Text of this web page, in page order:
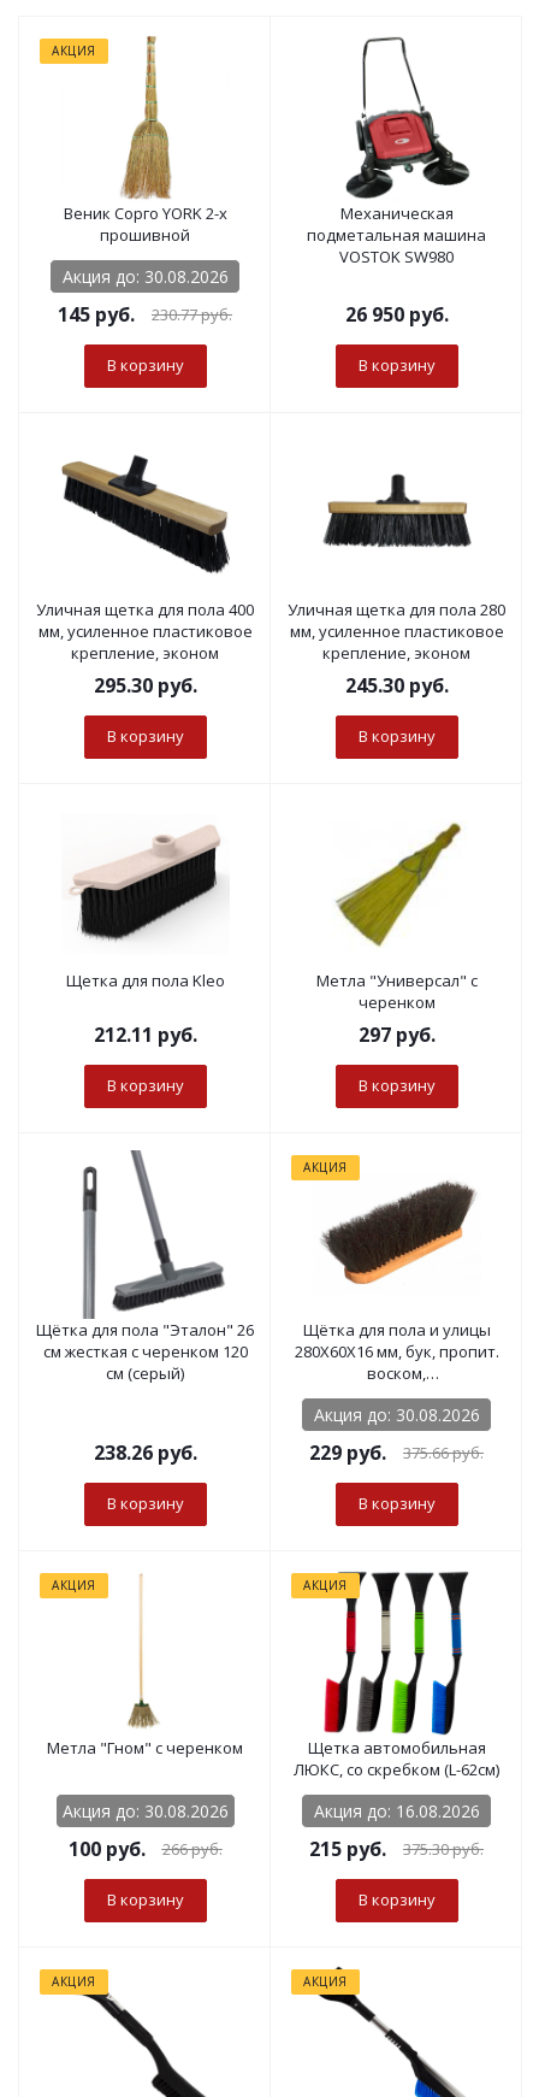
АКЦИЯ
Веник Сорго YORK 2-х
прошивной
Акция до: 30.08.2026
145 руб. 230.77руб.
В корзину
Механическая
подметальная машина
VOSTOK SW980
26 950руб.
В корзину
Уличная щетка для пола 400
мм, усиленное пластиковое
крепление, эконом
295.30руб.
В корзину
Уличная щетка для пола 280
мм, усиленное пластиковое
крепление, эконом
245.30руб.
В корзину
Щетка для пола Kleo
212.11 руб.
В корзину
Метла "Универсал" с
черенком
297руб.
В корзину
Щётка для пола "Эталон" 26
см жесткая с черенком 120
см (серый)
238.26руб.
В корзину
АКЦИЯ
Щётка для пола и улицы
280Х60Х16 мм, бук, пропит.
воском,
натур.кокос.волокно 106
пучков
Акция до: 30.08.2026
229 руб. 375.66руб.
В корзину
АКЦИЯ
Метла "Гном" с черенком
Акция до: 30.08.2026
100руб. 266руб.
В корзину
АКЦИЯ
Щетка автомобильная
ЛЮКС, со скребком (L-62см)
Акция до: 16.08.2026
215 руб. 375.30руб.
В корзину
АКЦИЯ АКЦИЯ